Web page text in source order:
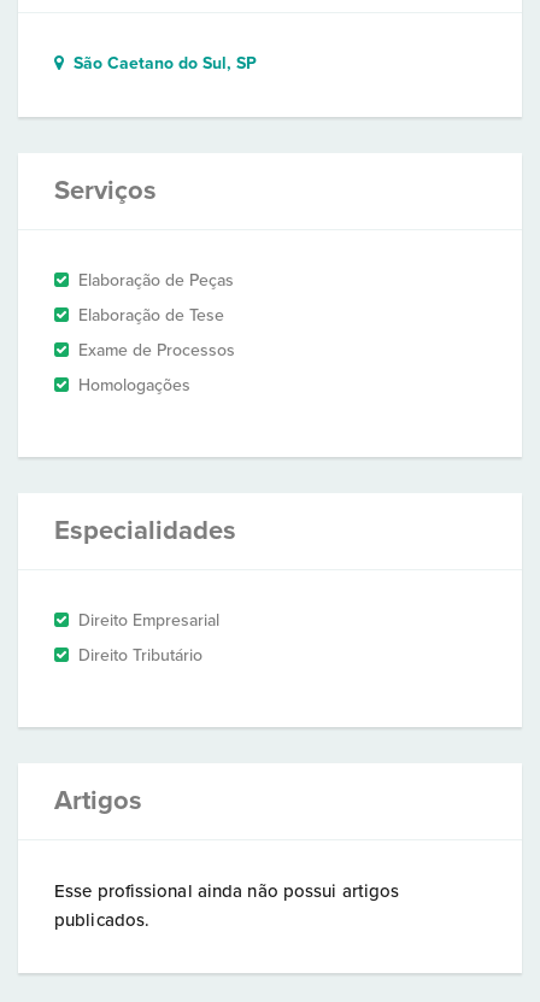
São Caetano do Sul, SP
Serviços
Elaboração de Peças
Elaboração de Tese
Exame de Processos
Homologações
Especialidades
Direito Empresarial
Direito Tributário
Artigos
Esse profissional ainda não possui artigos
publicados.